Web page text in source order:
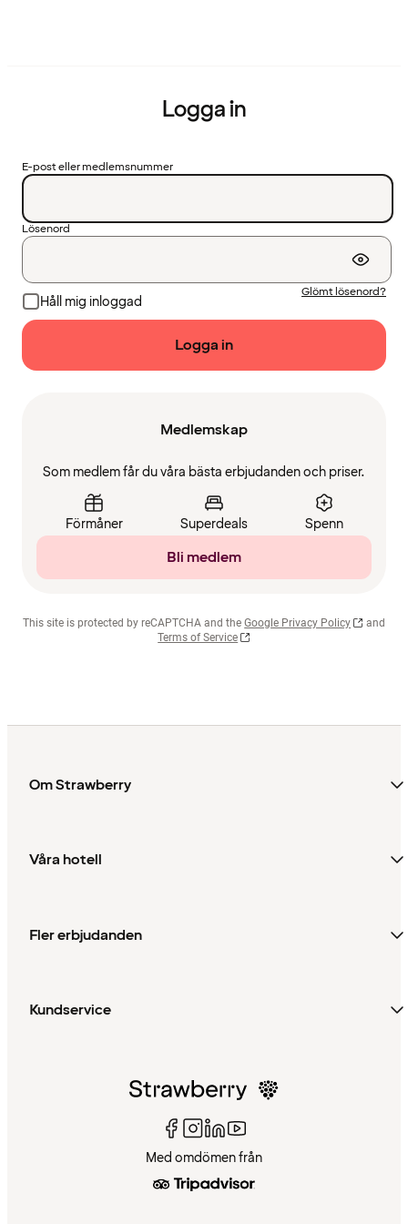
Logga in
E-post eller medlemsnummer
Lösenord
Håll mig inloggad
Glömt lösenord?
Logga in
Medlemskap
Som medlem får du våra bästa erbjudanden och priser.
Förmåner Superdeals Spenn
Bli medlem
This site is protected by reCAPTCHA and the Google Privacy Policy
and
Terms of Service
Om Strawberry
Våra hotell
Fler erbjudanden
Kundservice
Med omdömen från